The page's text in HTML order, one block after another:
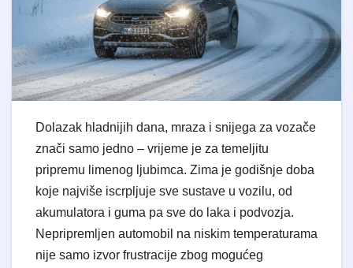
Dolazak hladnijih dana, mraza i snijega za vozače
znači samo jedno – vrijeme je za temeljitu
pripremu limenog ljubimca. Zima je godišnje doba
koje najviše iscrpljuje sve sustave u vozilu, od
akumulatora i guma pa sve do laka i podvozja.
Nepripremljen automobil na niskim temperaturama
nije samo izvor frustracije zbog mogućeg